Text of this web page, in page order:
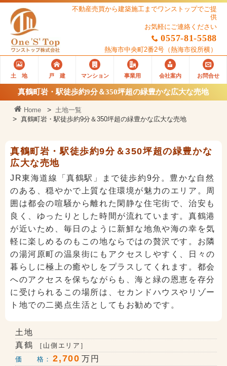
不動産売買から建築施工までワンストップでご提
供
お気軽にご連絡ください
0557-81-5588
熱海市中央町2番2号 （熱海市役所横）
土 地 戸 建 マンション 事業用 会社案内 お問合せ
真鶴町岩・駅徒歩約9分＆350坪超の緑豊かな広大な売地
Home
土地一覧
真鶴町岩・駅徒歩約9分＆350坪超の緑豊かな広大な売地
真鶴町岩・駅徒歩約9分＆350坪超の緑豊かな
広大な売地
JR東海道線「真鶴駅」まで徒歩約9分。豊かな自然
のある、穏やかで上質な住環境が魅力のエリア。周
囲は都会の喧騒から離れた閑静な住宅街で、治安も
良く、ゆったりとした時間が流れています。真鶴港
が近いため、毎日のように新鮮な地魚や海の幸を気
軽に楽しめるのもこの地ならではの贅沢です。お隣
の湯河原町の温泉街にもアクセスしやすく、日々の
暮らしに極上の癒やしをプラスしてくれます。都会
へのアクセスを保ちながらも、海と緑の恩恵を存分
に受けられるこの場所は、セカンドハウスやリゾー
ト地での二拠点生活としてもお勧めです。
土地
真鶴
［山側エリア］
価 格：
2,700万円